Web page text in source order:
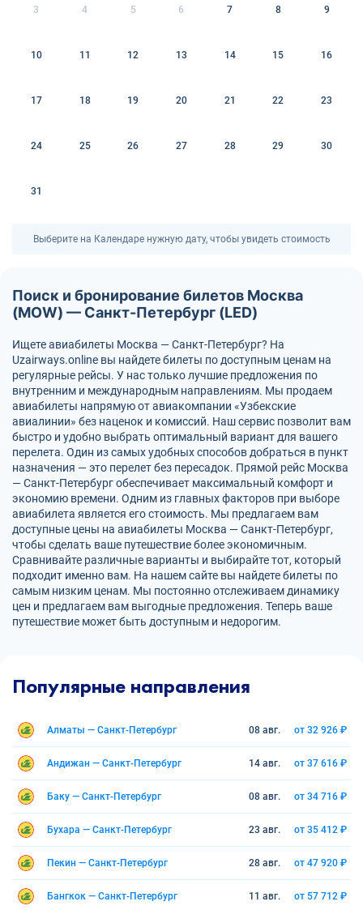
3 4 5 6 7 8 9
10 11 12 13 14 15 16
17 18 19 20 21 22 23
24 25 26 27 28 29 30
31
Выберите на Календаре нужную дату, чтобы увидеть стоимость
Поиск и бронирование билетов Москва
(MOW) — Санкт-Петербург (LED)
Ищете авиабилеты Москва — Санкт-Петербург? На
Uzairways.online вы найдете билеты по доступным ценам на
регулярные рейсы. У нас только лучшие предложения по
внутренним и международным направлениям. Мы продаем
авиабилеты напрямую от авиакомпании «Узбекские
авиалинии» без наценок и комиссий. Наш сервис позволит вам
быстро и удобно выбрать оптимальный вариант для вашего
перелета. Один из самых удобных способов добраться в пункт
назначения — это перелет без пересадок. Прямой рейс Москва
— Санкт-Петербург обеспечивает максимальный комфорт и
экономию времени. Одним из главных факторов при выборе
авиабилета является его стоимость. Мы предлагаем вам
доступные цены на авиабилеты Москва — Санкт-Петербург,
чтобы сделать ваше путешествие более экономичным.
Сравнивайте различные варианты и выбирайте тот, который
подходит именно вам. На нашем сайте вы найдете билеты по
самым низким ценам. Мы постоянно отслеживаем динамику
цен и предлагаем вам выгодные предложения. Теперь ваше
путешествие может быть доступным и недорогим.
Популярные направления
Алматы — Санкт-Петербург 08 авг. от 32 926 ₽
Андижан — Санкт-Петербург 14 авг. от 37 616 ₽
Баку — Санкт-Петербург 08 авг. от 34 716 ₽
Бухара — Санкт-Петербург 23 авг. от 35 412 ₽
Пекин — Санкт-Петербург 28 авг. от 47 920 ₽
Бангкок — Санкт-Петербург 11 авг. от 57 712 ₽